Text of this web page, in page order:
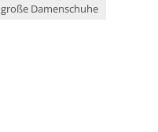
große Damenschuhe